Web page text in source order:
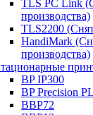
TLS PC Link
производства)
TLS2200
HandiMark
производства)
BP IP300
BP Precision
BBP72